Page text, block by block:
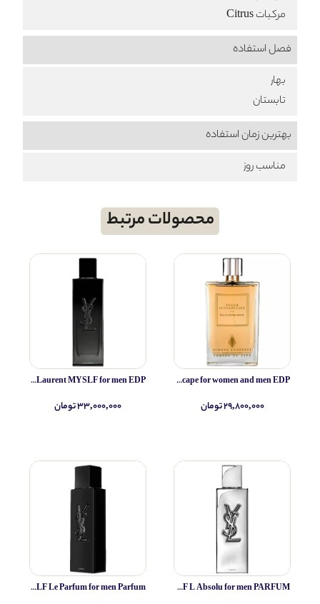
مرکبات Citrus
فصل استفاده
بهار
تابستان
بهترین زمان استفاده
مناسب روز
محصولات مرتبط
Simone Andreoli Tulum Junglescape for women and men EDP
۲۹,۸۰۰,۰۰۰ تومان
Yves Saint Laurent MYSLF L Absolu for men PARFUM
Yves Saint Laurent MYSLF for men EDP
۳۳,۰۰۰,۰۰۰ تومان
Yves Saint Laurent MYSLF Le Parfum for men Parfum